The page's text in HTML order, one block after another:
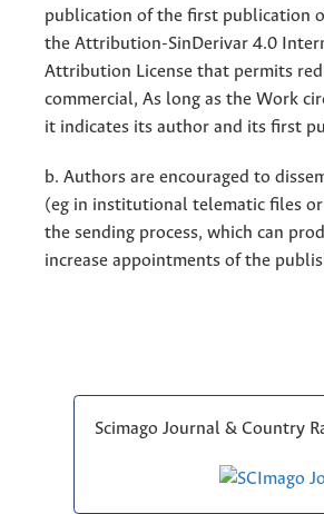
publication of the first publication
the Attribution-SinDerivar 4.0
Attribution License that permits
commercial, As long as the Work
it indicates its author and its first
b. Authors are encouraged to
(eg in institutional telematic files
the sending process, which can
increase appointments of the
Scimago Journal & Country